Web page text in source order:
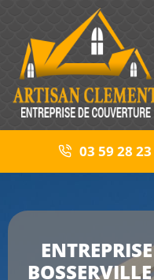
03 59 28